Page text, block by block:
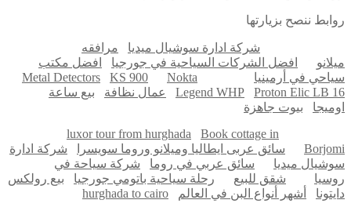
ننصح بزيارتها
شركة ادارة سوشيال ميديا
مرافقه
افضل الشركات السياحية في جورجيا
افضل مكتب
في أرمينيا
Metal Detectors KS 900
Nokta
Legend WHP
Proton Elic LB عمال نظافة
بيع ساعة
بيوت جاهزة
luxor tour from hurghada
Book cottage in
سائق عربى ايطاليا وميلانو وروما سويسرا
شركة ادارة
ميديا
سائق عربي في روما
شركة سياحة في
شقق للبيع رحلة سياحية باتومي جورجيا
بيع رولكس
أشهر أنواع البن في العالم hurghada to cairo